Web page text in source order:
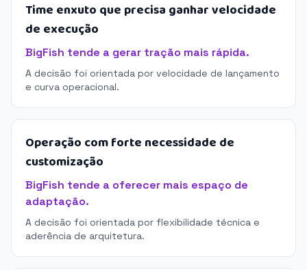
Time enxuto que precisa ganhar velocidade
de execução
BigFish tende a gerar tração mais rápida.
A decisão foi orientada por velocidade de lançamento
e curva operacional.
Operação com forte necessidade de
customização
BigFish tende a oferecer mais espaço de
adaptação.
A decisão foi orientada por flexibilidade técnica e
aderência de arquitetura.